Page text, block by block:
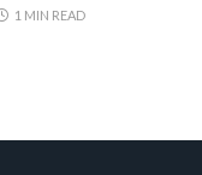
1 MIN READ